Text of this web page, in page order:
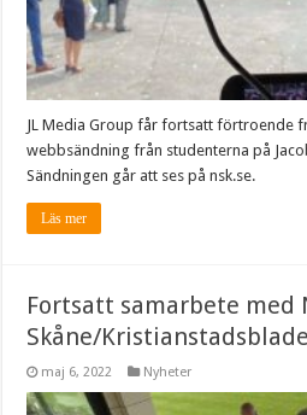
JL Media Group får fortsatt förtroende
webbsändning från studenterna på
Sändningen går att ses på nsk.se.
Läs mer
Fortsatt samarbete med
Skåne/
maj 6, 2022 Nyheter